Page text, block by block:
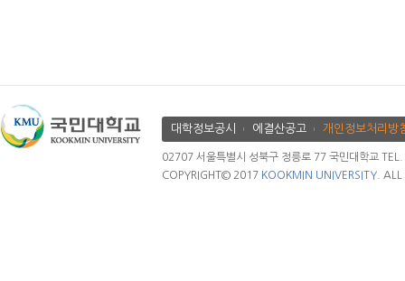
대학정보공시 에결산공고 개인정보처리방
02707 서울특별시 성북구 정릉로 77 국민대학교
COPYRIGHT© 2017 KOOKMIN UNIVERSITY. ALL